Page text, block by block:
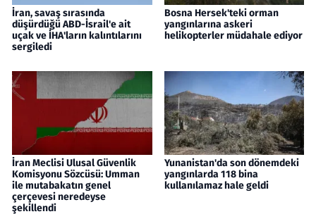
İran, savaş sırasında
düşürdüğü ABD-İsrail'e ait
uçak ve İHA'ların kalıntılarını
sergiledi
Bosna Hersek'teki orman
yangınlarına askeri
helikopterler müdahale ediyor
İran Meclisi Ulusal Güvenlik
Komisyonu Sözcüsü: Umman
ile mutabakatın genel
çerçevesi neredeyse
şekillendi
Yunanistan'da son dönemdeki
yangınlarda 118 bina
kullanılamaz hale geldi